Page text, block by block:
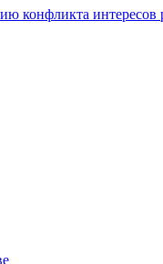
конфликта